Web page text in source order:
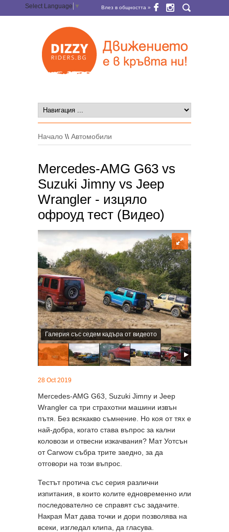
Select Language ▼ Влез в общността »
Начало \\ Автомобили
Mercedes-AMG G63 vs
Suzuki Jimny vs Jeep
Wrangler - изцяло
офроуд тест (Видео)
Галерия със седем кадъра от видеото
28 Oct 2019
Mercedes-AMG G63, Suzuki Jimny и Jeep
Wrangler са три страхотни машини извън
пътя. Без всякакво съмнение. Но коя от тях е
най-добра, когато става въпрос за кални
коловози и отвесни изкачвания? Мат Уотсън
от Carwow събра трите заедно, за да
отговори на този въпрос.
Тестът протича със серия различни
изпитания, в които колите едновременно или
последователно се справят със задачите.
Накрая Мат дава точки и дори позволява на
всеки, изгледал клипа, да гласува.